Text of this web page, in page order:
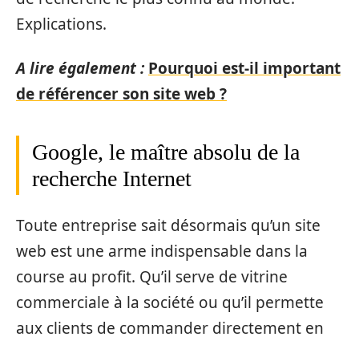
Explications.
A lire également : Pourquoi est-il important
de référencer son site web ?
Google, le maître absolu de la
recherche Internet
Toute entreprise sait désormais qu’un site
web est une arme indispensable dans la
course au profit. Qu’il serve de vitrine
commerciale à la société ou qu’il permette
aux clients de commander directement en